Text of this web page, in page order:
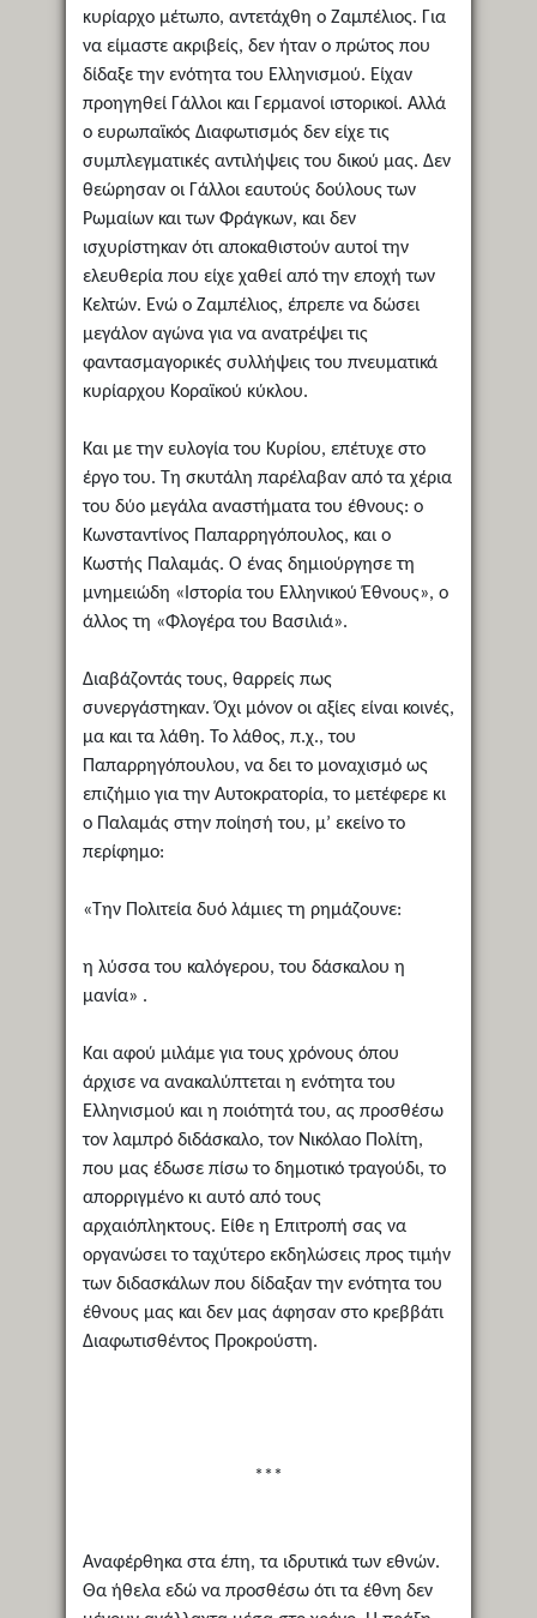
κυρίαρχο μέτωπο, αντετάχθη ο Ζαμπέλιος. Για
να είμαστε ακριβείς, δεν ήταν ο πρώτος που
δίδαξε την ενότητα του Ελληνισμού. Είχαν
προηγηθεί Γάλλοι και Γερμανοί ιστορικοί. Αλλά
ο ευρωπαϊκός Διαφωτισμός δεν είχε τις
συμπλεγματικές αντιλήψεις του δικού μας. Δεν
θεώρησαν οι Γάλλοι εαυτούς δούλους των
Ρωμαίων και των Φράγκων, και δεν
ισχυρίστηκαν ότι αποκαθιστούν αυτοί την
ελευθερία που είχε χαθεί από την εποχή των
Κελτών. Ενώ ο Ζαμπέλιος, έπρεπε να δώσει
μεγάλον αγώνα για να ανατρέψει τις
φαντασμαγορικές συλλήψεις του πνευματικά
κυρίαρχου Κοραϊκού κύκλου.
Και με την ευλογία του Κυρίου, επέτυχε στο
έργο του. Τη σκυτάλη παρέλαβαν από τα χέρια
του δύο μεγάλα αναστήματα του έθνους: ο
Κωνσταντίνος Παπαρρηγόπουλος, και ο
Κωστής Παλαμάς. Ο ένας δημιούργησε τη
μνημειώδη «Ιστορία του Ελληνικού Έθνους», ο
άλλος τη «Φλογέρα του Βασιλιά».
Διαβάζοντάς τους, θαρρείς πως
συνεργάστηκαν. Όχι μόνον οι αξίες είναι κοινές,
μα και τα λάθη. Το λάθος, π.χ., του
Παπαρρηγόπουλου, να δει το μοναχισμό ως
επιζήμιο για την Αυτοκρατορία, το μετέφερε κι
ο Παλαμάς στην ποίησή του, μ’ εκείνο το
περίφημο:
«Την Πολιτεία δυό λάμιες τη ρημάζουνε:
η λύσσα του καλόγερου, του δάσκαλου η
μανία» .
Και αφού μιλάμε για τους χρόνους όπου
άρχισε να ανακαλύπτεται η ενότητα του
Ελληνισμού και η ποιότητά του, ας προσθέσω
τον λαμπρό διδάσκαλο, τον Νικόλαο Πολίτη,
που μας έδωσε πίσω το δημοτικό τραγούδι, το
απορριγμένο κι αυτό από τους
αρχαιόπληκτους. Είθε η Επιτροπή σας να
οργανώσει το ταχύτερο εκδηλώσεις προς τιμήν
των διδασκάλων που δίδαξαν την ενότητα του
έθνους μας και δεν μας άφησαν στο κρεββάτι
Διαφωτισθέντος Προκρούστη.
***
Αναφέρθηκα στα έπη, τα ιδρυτικά των εθνών.
Θα ήθελα εδώ να προσθέσω ότι τα έθνη δεν